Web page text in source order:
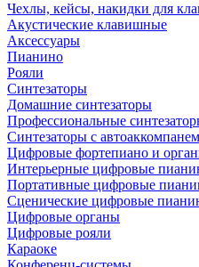
Чехлы, кейсы, накидки для
Акустические клавишные
Аксессуары
Пианино
Рояли
Синтезаторы
Домашние синтезаторы
Профессиональные
Синтезаторы с
Цифровые фортепиано и
Интерьерные цифровые
Портативные цифровые
Сценические цифровые
Цифровые органы
Цифровые рояли
Караоке